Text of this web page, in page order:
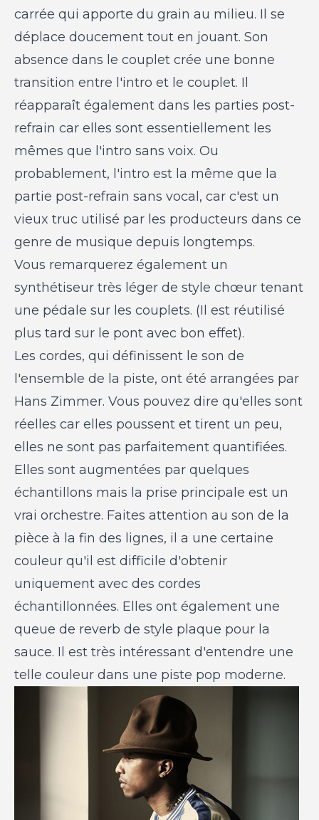
carrée qui apporte du grain au milieu. Il se
déplace doucement tout en jouant. Son
absence dans le couplet crée une bonne
transition entre l'intro et le couplet. Il
réapparaît également dans les parties post-
refrain car elles sont essentiellement les
mêmes que l'intro sans voix. Ou
probablement, l'intro est la même que la
partie post-refrain sans vocal, car c'est un
vieux truc utilisé par les producteurs dans ce
genre de musique depuis longtemps.
Vous remarquerez également un
synthétiseur très léger de style chœur tenant
une pédale sur les couplets. (Il est réutilisé
plus tard sur le pont avec bon effet).
Les cordes, qui définissent le son de
l'ensemble de la piste, ont été arrangées par
Hans Zimmer. Vous pouvez dire qu'elles sont
réelles car elles poussent et tirent un peu,
elles ne sont pas parfaitement quantifiées.
Elles sont augmentées par quelques
échantillons mais la prise principale est un
vrai orchestre. Faites attention au son de la
pièce à la fin des lignes, il a une certaine
couleur qu'il est difficile d'obtenir
uniquement avec des cordes
échantillonnées. Elles ont également une
queue de reverb de style plaque pour la
sauce. Il est très intéressant d'entendre une
telle couleur dans une piste pop moderne.